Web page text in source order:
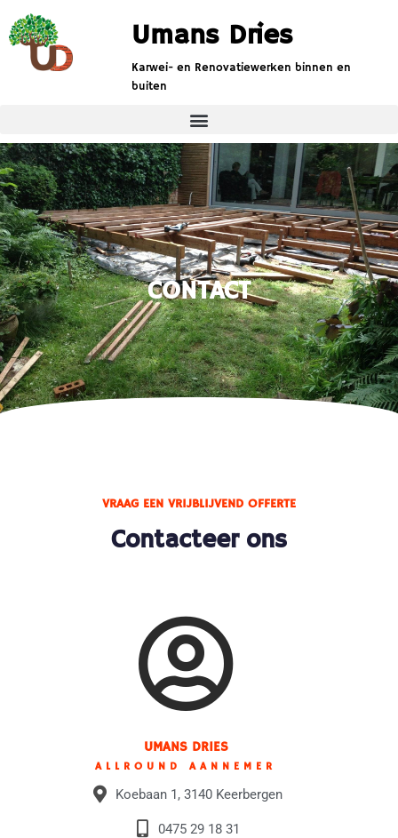
Umans Dries
Karwei- en Renovatiewerken binnen en
buiten
CONTACT
VRAAG EEN VRIJBLIJVEND OFFERTE
Contacteer ons
UMANS DRIES
ALLROUND AANNEMER
Koebaan 1, 3140 Keerbergen
0475 29 18 31